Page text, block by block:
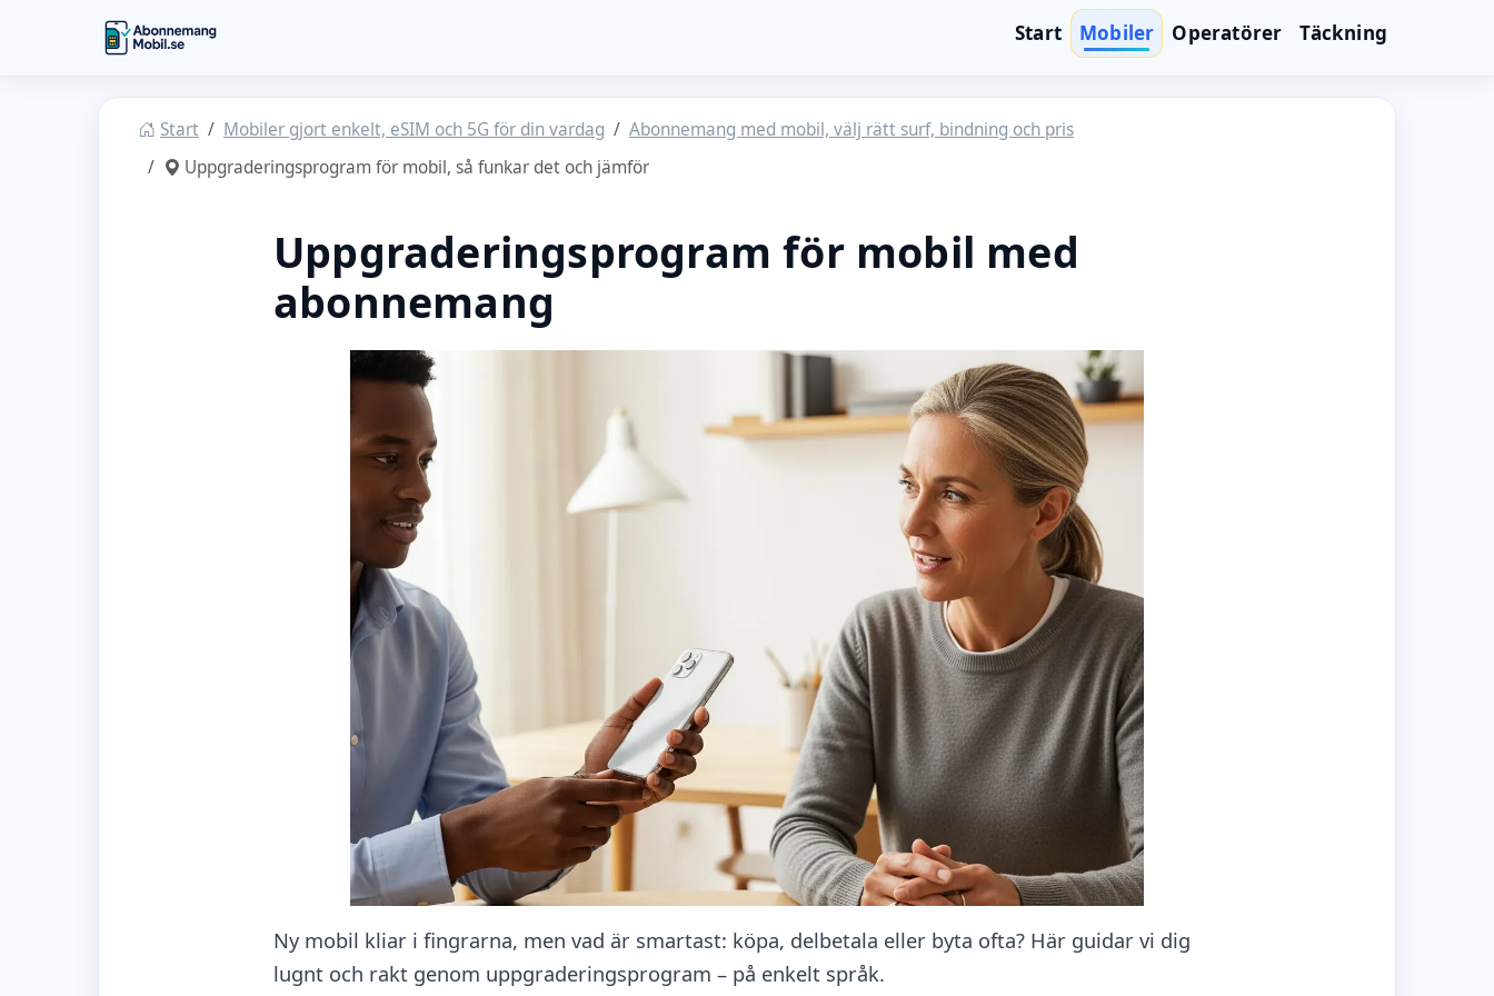
Hoppa till huvudinnehåll
Abonnemangmobil
Start Mobiler Operatörer Täckning
Start Mobiler gjort enkelt, eSIM och 5G för din vardag
Abonnemang med mobil, välj rätt surf, bindning och pris
Uppgraderingsprogram för mobil, så funkar det och jämför
Uppgraderingsprogram för mobil med
abonnemang
Ny mobil kliar i fingrarna, men vad är smartast: köpa, delbetala eller byta ofta? Här guidar vi dig
lugnt och rakt genom uppgraderingsprogram – på enkelt språk.